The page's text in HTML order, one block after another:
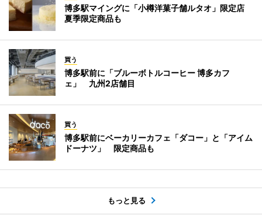
博多駅マイングに「小樽洋菓子舗ルタオ」限定店
夏季限定商品も
買う
博多駅前に「ブルーボトルコーヒー 博多カフ
ェ」 九州2店舗目
買う
博多駅前にベーカリーカフェ「ダコー」と「アイム
ドーナツ」 限定商品も
もっと見る